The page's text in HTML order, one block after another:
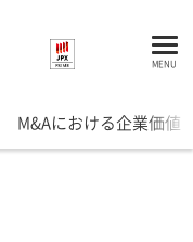
MENU
M&Aにおける企業価値